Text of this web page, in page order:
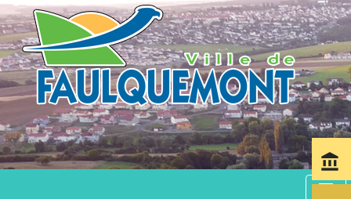
menu
account_balance